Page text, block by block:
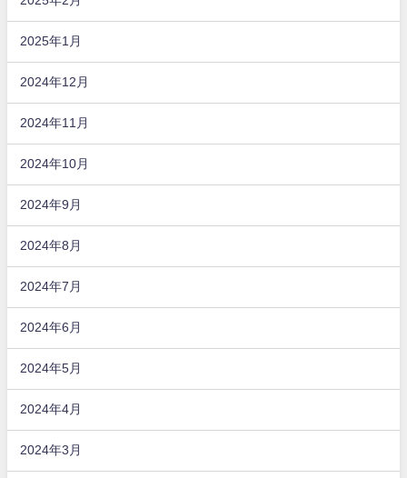
2025年1月
2024年12月
2024年11月
2024年10月
2024年9月
2024年8月
2024年7月
2024年6月
2024年5月
2024年4月
2024年3月